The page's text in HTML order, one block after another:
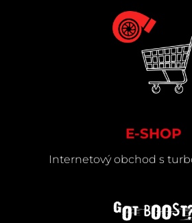
E-SHOP
Internetový obchod s